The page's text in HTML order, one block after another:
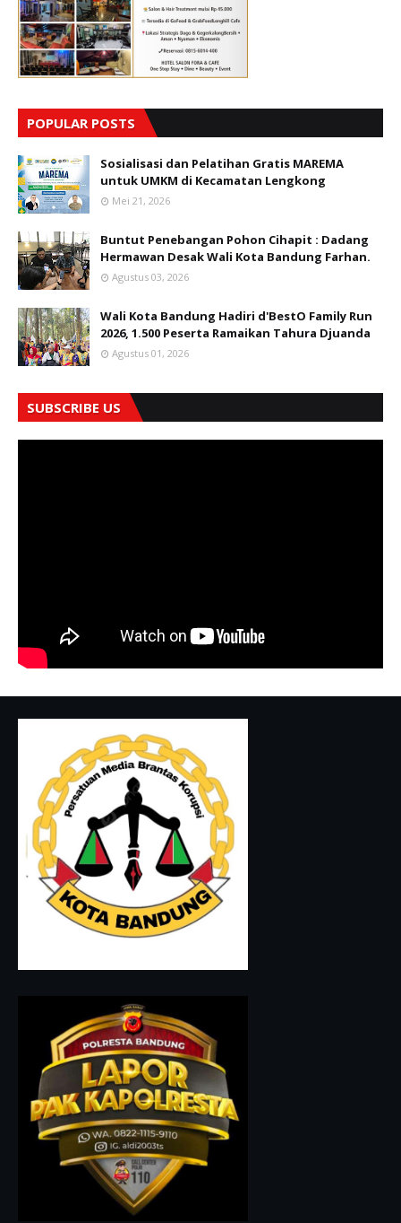
POPULAR POSTS
Sosialisasi dan Pelatihan Gratis MAREMA
untuk UMKM di Kecamatan Lengkong
Mei 21, 2026
Buntut Penebangan Pohon Cihapit : Dadang
Hermawan Desak Wali Kota Bandung Farhan.
Agustus 03, 2026
Wali Kota Bandung Hadiri d'BestO Family Run
2026, 1.500 Peserta Ramaikan Tahura Djuanda
Agustus 01, 2026
SUBSCRIBE US